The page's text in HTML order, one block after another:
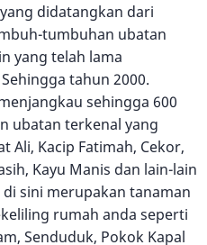
didatangkan dari
tumbuhan ubatan
yang telah lama
tahun 2000.
sehingga 600
ubatan terkenal yang
Ali, Kacip Fatimah, Cekor,
Kayu Manis dan lain-lain
sini merupakan tanaman
rumah anda seperti
Senduduk, Pokok Kapal